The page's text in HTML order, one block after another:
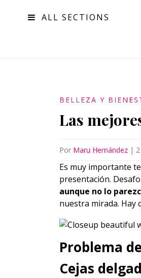
ALL SECTIONS
BELLEZA Y
Las
Por Maru Hernández |
Es muy importante
presentación.
aunque no lo
nuestra mirada. Hay
Problema
Cejas